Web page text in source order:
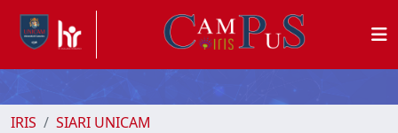
IRIS
SIARI UNICAM